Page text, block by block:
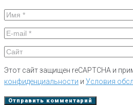
Этот сайт защищен reCAPTCHA и
конфиденциальности и Условия